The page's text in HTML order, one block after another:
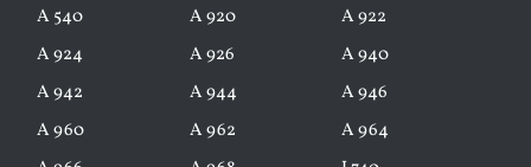
A 540
A 920
A 922
A 924
A 926
A 940
A 942
A 944
A 946
A 960
A 962
A 964